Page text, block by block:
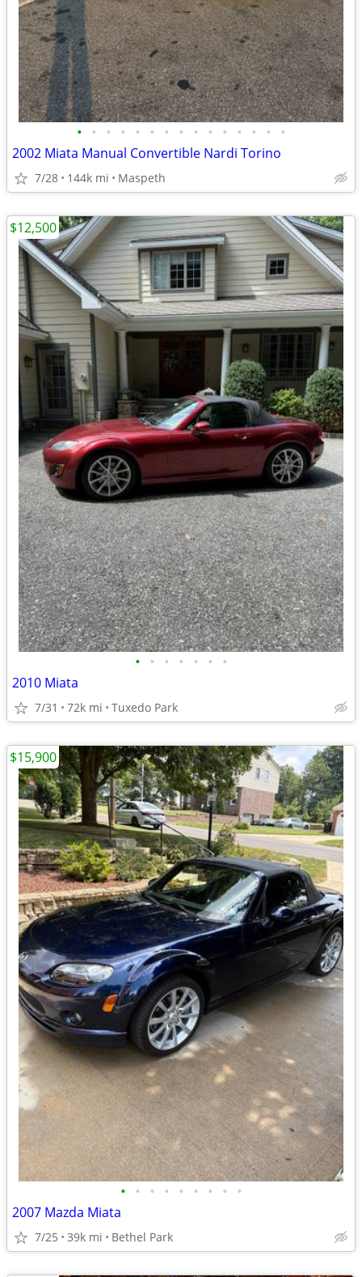
• • • • • • • • • • • • • • •
2002 Miata Manual Convertible Nardi Torino
7/28 144k mi Maspeth
• • • • • • •
2010 Miata
7/31 72k mi Tuxedo Park
$12,500
• • • • • • • • •
2007 Mazda Miata
7/25 39k mi Bethel Park
$15,900